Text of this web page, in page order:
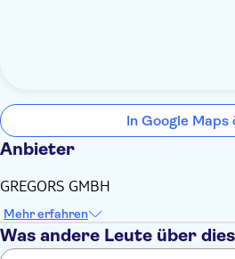
In Google Maps
Anbieter
GREGORS GMBH
Mehr erfahren
Was andere Leute über